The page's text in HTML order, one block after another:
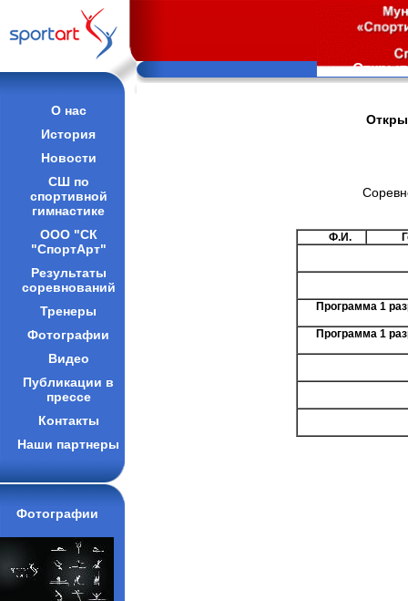
О нас
История
Новости
СШ по
спортивной
гимнастике
ООО "СК
"СпортАрт"
Результаты
соревнований
Тренеры
Фотографии
Видео
Публикации в
прессе
Контакты
Наши партнеры
Фотографии
Ф.И.
Программа 1
Программа 1